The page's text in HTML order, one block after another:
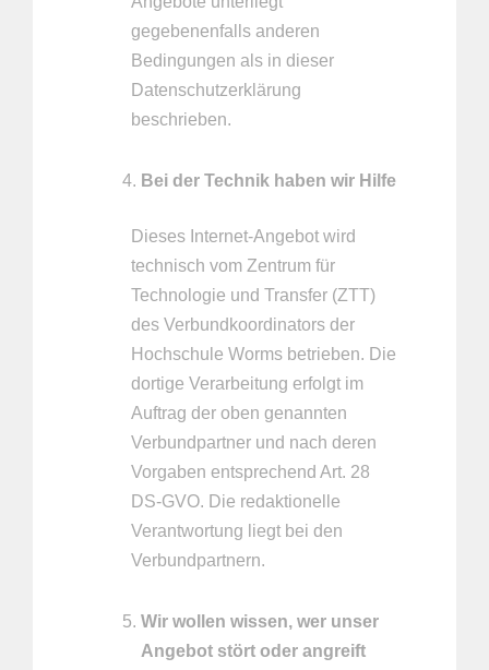
gegebenenfalls anderen
Bedingungen als in dieser
Datenschutzerklärung
beschrieben.
Bei der Technik haben wir Hilfe
Dieses Internet-Angebot wird
technisch vom Zentrum für
Technologie und Transfer (ZTT)
des Verbundkoordinators der
Hochschule Worms betrieben. Die
dortige Verarbeitung erfolgt im
Auftrag der oben genannten
Verbundpartner und nach deren
Vorgaben entsprechend Art. 28
DS-GVO. Die redaktionelle
Verantwortung liegt bei den
Verbundpartnern.
Wir wollen wissen, wer unser
Angebot stört oder angreift